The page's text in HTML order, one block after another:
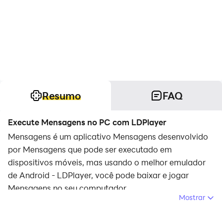
Resumo FAQ
Execute Mensagens no PC com LDPlayer
Mensagens é um aplicativo Mensagens desenvolvido
por Mensagens que pode ser executado em
dispositivos móveis, mas usando o melhor emulador
de Android - LDPlayer, você pode baixar e jogar
Mensagens no seu computador.
Mostrar